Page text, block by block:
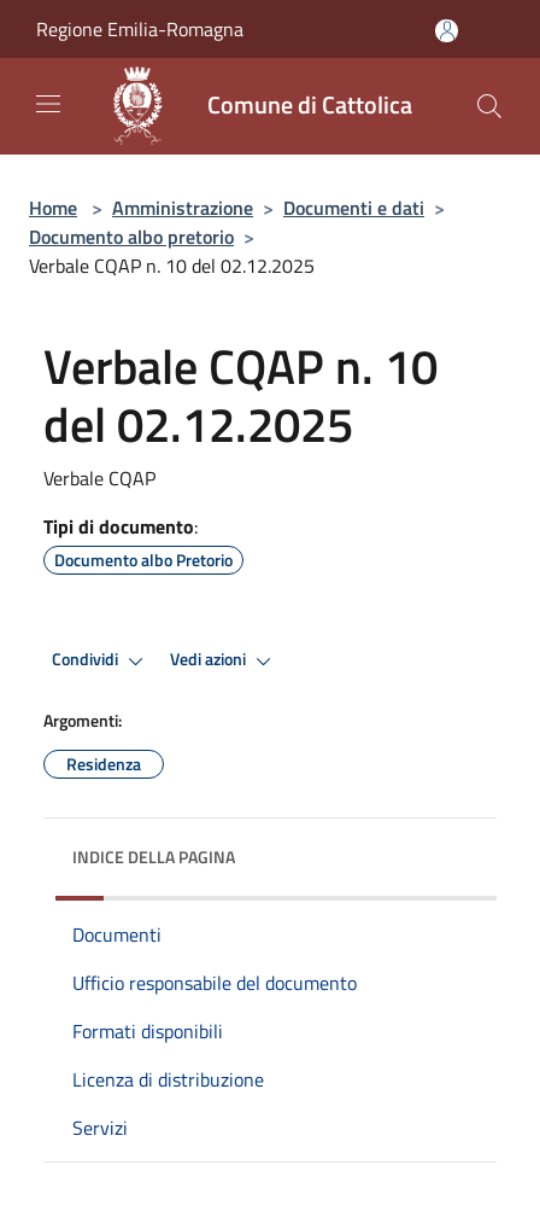
Regione Emilia-Romagna
Comune di Cattolica
Home > Amministrazione > Documenti e dati >
Documento albo pretorio >
Verbale CQAP n. 10 del 02.12.2025
Verbale CQAP n. 10
del 02.12.2025
Verbale CQAP
Tipi di documento:
Documento albo Pretorio
Condividi Vedi azioni
Argomenti:
Residenza
INDICE DELLA PAGINA
Documenti
Ufficio responsabile del documento
Formati disponibili
Licenza di distribuzione
Servizi